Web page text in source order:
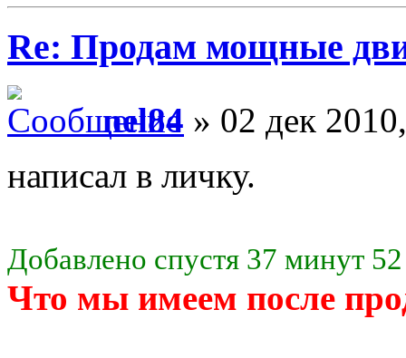
Re: Продам мощные
nel84 » 02 дек
написал в личку.
Добавлено спустя 37 минут
Что мы имеем после